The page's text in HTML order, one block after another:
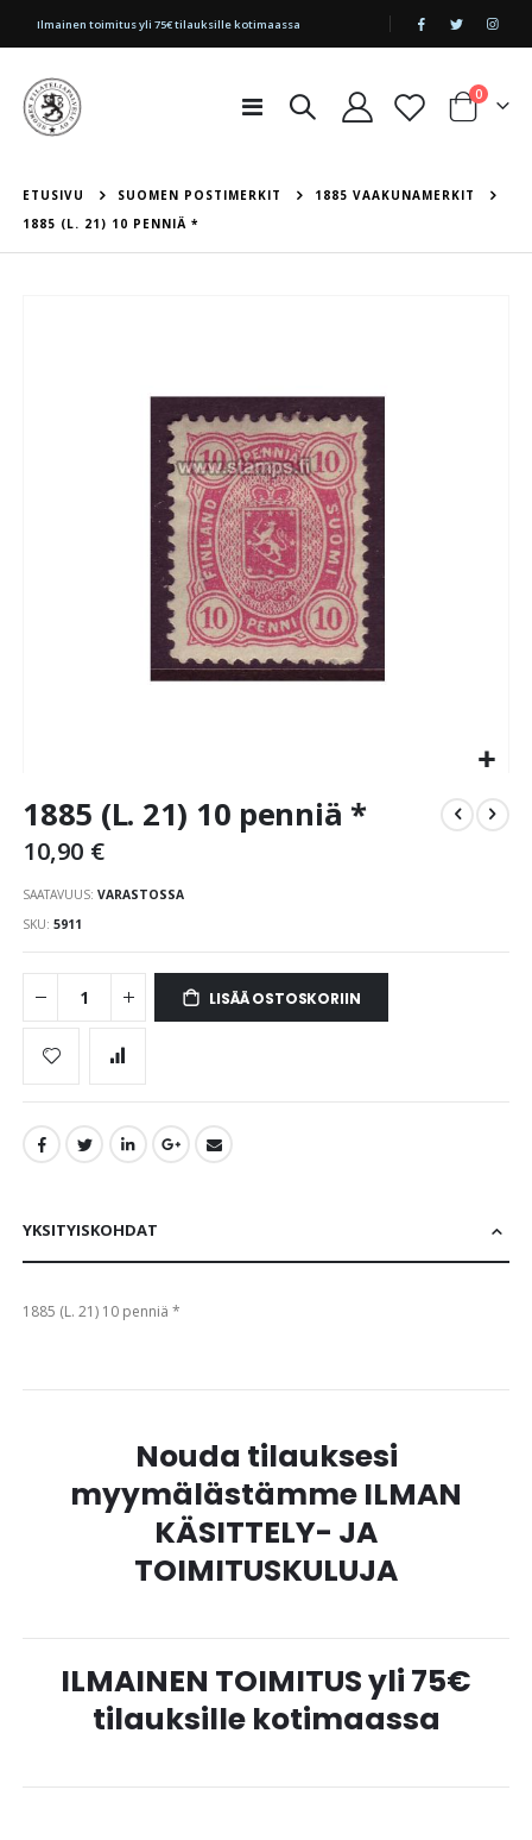
|
Ilmainen toimitus yli 75€ tilauksille kotimaassa
Toggle
Cart
0tuotetta
ETUSIVU SUOMEN POSTIMERKIT
1885 VAAKUNAMERKIT
1885 (L. 21) 10 PENNIÄ *
to
beginning
images
gallery
1885 (L. 21) 10 penniä *
10,90 €
SAATAVUUS: VARASTOSSA
SKU 5911
LISÄÄ OSTOSKORIIN
YKSITYISKOHDAT
1885 (L. 21) 10 penniä *
Nouda tilauksesi
myymälästämme ILMAN
KÄSITTELY- JA
TOIMITUSKULUJA
ILMAINEN TOIMITUS yli 75€
tilauksille kotimaassa